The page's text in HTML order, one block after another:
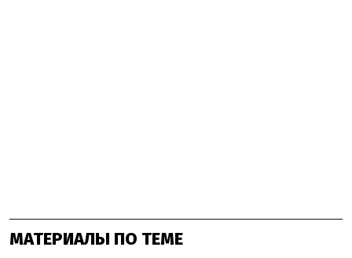
МАТЕРИАЛЫ ПО ТЕМЕ